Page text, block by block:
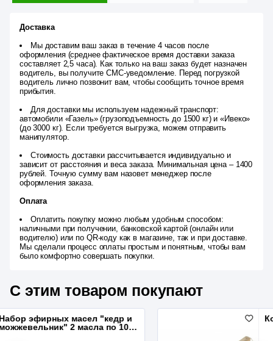
Доставка
Мы доставим ваш заказ в течение 4 часов после
оформления (среднее фактическое время доставки заказа
составляет 2,5 часа). Как только на ваш заказ будет назначен
водитель, вы получите СМС-уведомление. Перед погрузкой
водитель лично позвонит вам, чтобы сообщить точное время
прибытия.
Для доставки мы используем надежный транспорт:
автомобили «Газель» (грузоподъемность до 1500 кг) и «Ивеко»
(до 3000 кг). Если требуется выгрузка, можем отправить
манипулятор.
Стоимость доставки рассчитывается индивидуально и
зависит от расстояния и веса заказа. Минимальная цена – 1400
рублей. Точную сумму вам назовет менеджер после
оформления заказа.
Оплата
Оплатить покупку можно любым удобным способом:
наличными при получении, банковской картой (онлайн или
водителю) или по QR-коду как в магазине, так и при доставке.
Мы сделали процесс оплаты простым и понятным, чтобы вам
было комфортно совершать покупки.
С этим товаром покупают
Ковш 0,2 "Русич" (51см)